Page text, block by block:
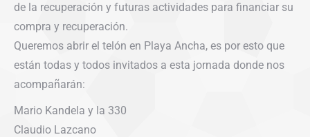
de la recuperación y futuras actividades para financiar su
compra y recuperación.
Queremos abrir el telón en Playa Ancha, es por esto que
están todas y todos invitados a esta jornada donde nos
acompañarán:
Mario Kandela y la 330
Claudio Lazcano